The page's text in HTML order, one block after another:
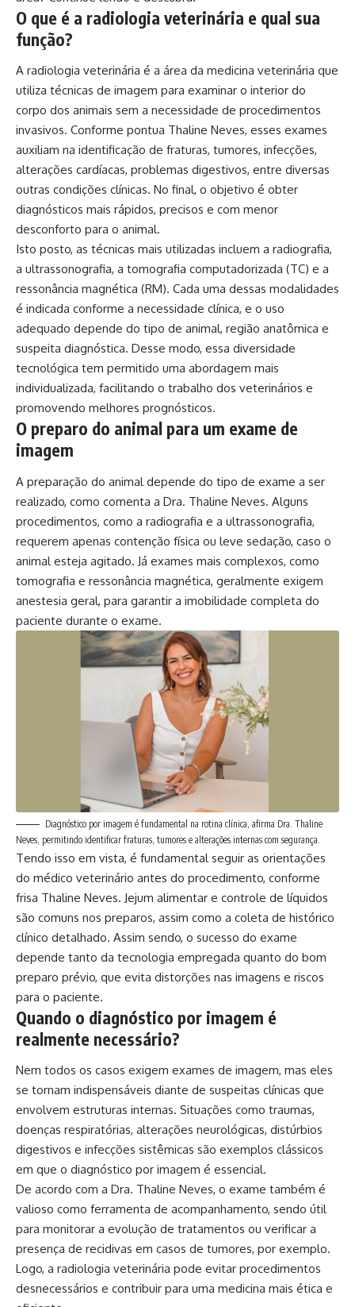
O que é a radiologia veterinária e qual sua
função?
A radiologia veterinária é a área da medicina veterinária que
utiliza técnicas de imagem para examinar o interior do
corpo dos animais sem a necessidade de procedimentos
invasivos. Conforme pontua Thaline Neves, esses exames
auxiliam na identificação de fraturas, tumores, infecções,
alterações cardíacas, problemas digestivos, entre diversas
outras condições clínicas. No final, o objetivo é obter
diagnósticos mais rápidos, precisos e com menor
desconforto para o animal.
Isto posto, as técnicas mais utilizadas incluem a radiografia,
a ultrassonografia, a tomografia computadorizada (TC) e a
ressonância magnética (RM). Cada uma dessas modalidades
é indicada conforme a necessidade clínica, e o uso
adequado depende do tipo de animal, região anatômica e
suspeita diagnóstica. Desse modo, essa diversidade
tecnológica tem permitido uma abordagem mais
individualizada, facilitando o trabalho dos veterinários e
promovendo melhores prognósticos.
O preparo do animal para um exame de
imagem
A preparação do animal depende do tipo de exame a ser
realizado, como comenta a Dra. Thaline Neves. Alguns
procedimentos, como a radiografia e a ultrassonografia,
requerem apenas contenção física ou leve sedação, caso o
animal esteja agitado. Já exames mais complexos, como
tomografia e ressonância magnética, geralmente exigem
anestesia geral, para garantir a imobilidade completa do
paciente durante o exame.
Diagnóstico por imagem é fundamental na rotina clínica, afirma Dra. Thaline
Neves, permitindo identificar fraturas, tumores e alterações internas com segurança.
Tendo isso em vista, é fundamental seguir as orientações
do médico veterinário antes do procedimento, conforme
frisa Thaline Neves. Jejum alimentar e controle de líquidos
são comuns nos preparos, assim como a coleta de histórico
clínico detalhado. Assim sendo, o sucesso do exame
depende tanto da tecnologia empregada quanto do bom
preparo prévio, que evita distorções nas imagens e riscos
para o paciente.
Quando o diagnóstico por imagem é
realmente necessário?
Nem todos os casos exigem exames de imagem, mas eles
se tornam indispensáveis diante de suspeitas clínicas que
envolvem estruturas internas. Situações como traumas,
doenças respiratórias, alterações neurológicas, distúrbios
digestivos e infecções sistêmicas são exemplos clássicos
em que o diagnóstico por imagem é essencial.
De acordo com a Dra. Thaline Neves, o exame também é
valioso como ferramenta de acompanhamento, sendo útil
para monitorar a evolução de tratamentos ou verificar a
presença de recidivas em casos de tumores, por exemplo.
Logo, a radiologia veterinária pode evitar procedimentos
desnecessários e contribuir para uma medicina mais ética e